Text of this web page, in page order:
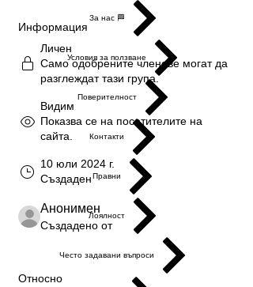
Информация
Личен
Само одобрените членове могат да
разглеждат тази група.
Видим
Показва се на посетителите на
сайта.
10 юли 2024 г.
Създаден
Анонимен
Създадено от
Относно
За нас 🏁
Условия за ползване
Поверителност
Контакти
Правни
Лоялност
Често задавани въпроси